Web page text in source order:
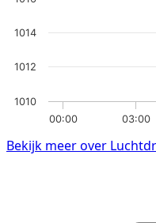
00:00 03:00
1010
1012
1014
Bekijk meer over